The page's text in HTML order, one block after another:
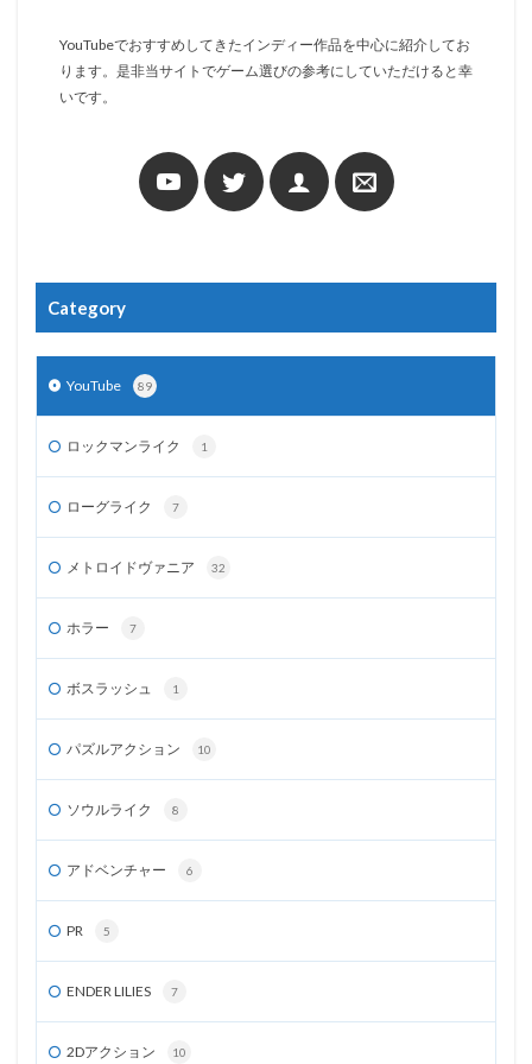
YouTubeでおすすめしてきたインディー作品を中心に紹介してお
ります。是非当サイトでゲーム選びの参考にしていただけると幸
いです。
Category
YouTube 89
ロックマンライク 1
ローグライク 7
メトロイドヴァニア 32
ホラー 7
ボスラッシュ 1
パズルアクション 10
ソウルライク 8
アドベンチャー 6
PR 5
ENDER LILIES 7
2Dアクション 10